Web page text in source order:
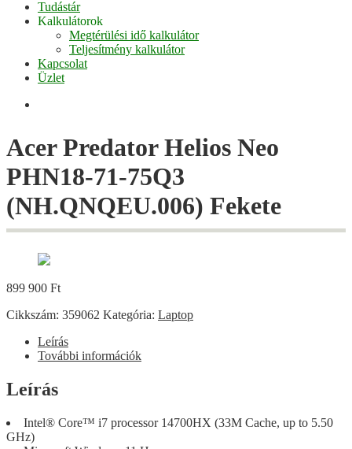
Tudástár
Kalkulátorok
Megtérülési idő kalkulátor
Teljesítmény kalkulátor
Kapcsolat
Üzlet
Acer Predator Helios Neo
PHN18-71-75Q3
(NH.QNQEU.006) Fekete
899 900 Ft
Cikkszám: 359062 Kategória: Laptop
Leírás
További információk
Leírás
Intel® Core™ i7 processor 14700HX (33M Cache, up to 5.50
GHz)